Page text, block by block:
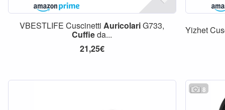
VBESTLIFE CuscinettiAuricolariG733,
Cuffieda...
21,25€
Yizhet
8